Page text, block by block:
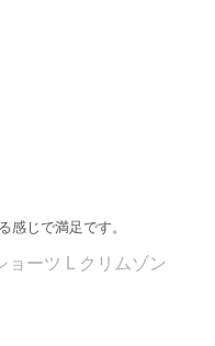
感じで満足です。
ョーツ L クリムゾン